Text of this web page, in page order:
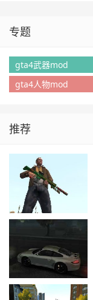
专题
gta4武器mod
gta4人物mod
推荐